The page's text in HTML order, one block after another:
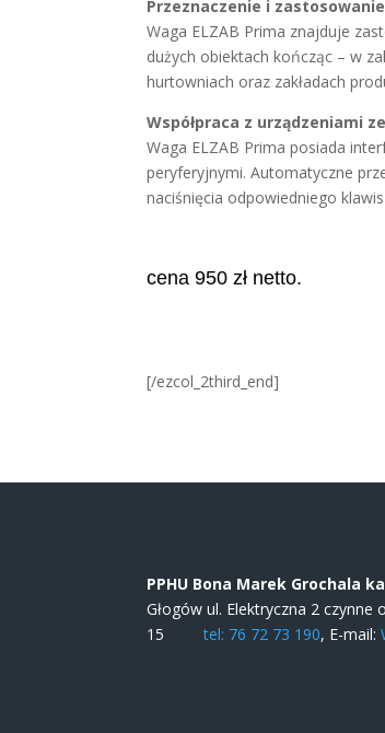
Przeznaczenie i zastosowanie
Waga ELZAB Prima znajduje
dużych obiektach kończąc – w
hurtowniach oraz zakładach
Współpraca z urządzeniami
Waga ELZAB Prima posiada
peryferyjnymi. Automatyczne
naciśnięcia odpowiedniego
cena 950 zł netto.
[/ezcol_2third_end]
PPHU Bona Marek Grochala
Głogów ul. Elektryczna 2
15tel: 76 72 73 190, E-mail: